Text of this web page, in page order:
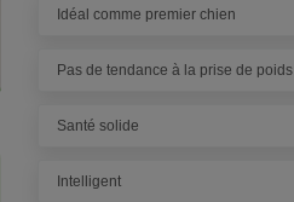
Idéal comme premier chien
Pas de tendance à la prise de poids
Santé solide
Intelligent